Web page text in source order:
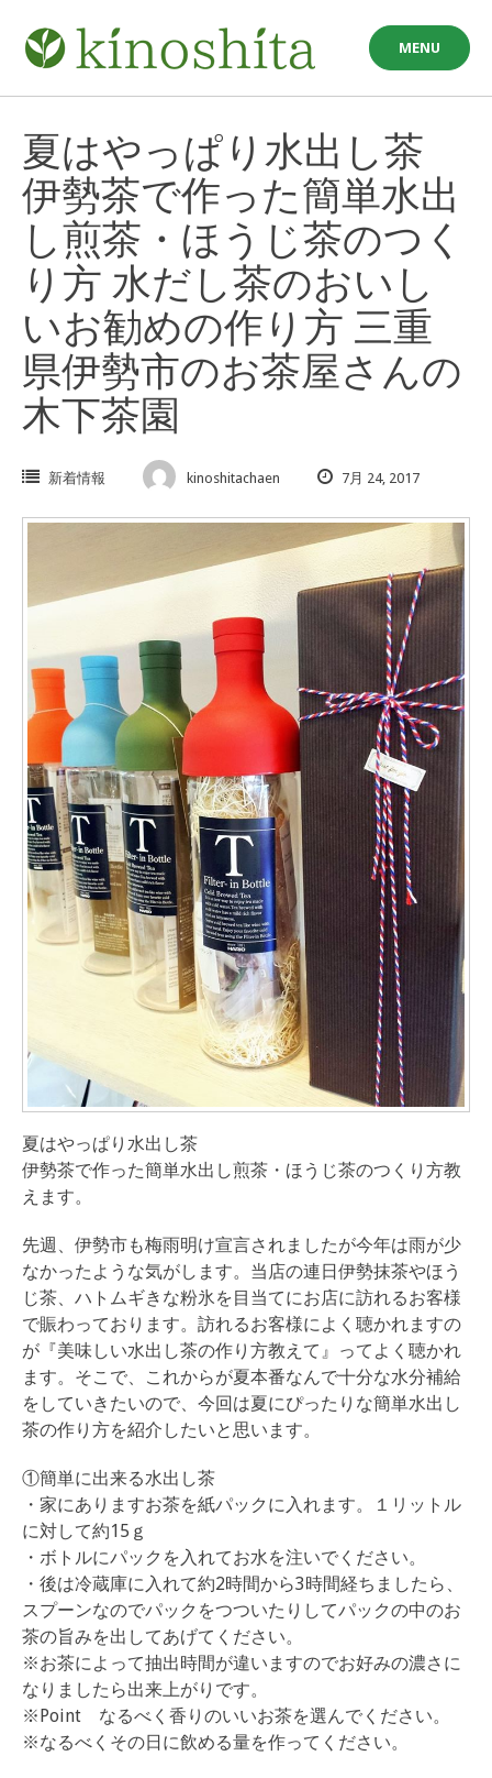
content
MENU
夏はやっぱり水出し茶
伊勢茶で作った簡単水出
し煎茶・ほうじ茶のつく
り方 水だし茶のおいし
いお勧めの作り方 三重
県伊勢市のお茶屋さんの
木下茶園
新着情報 kinoshitachaen 7月 24, 2017
夏はやっぱり水出し茶
伊勢茶で作った簡単水出し煎茶・ほうじ茶のつくり方教
えます。
先週、伊勢市も梅雨明け宣言されましたが今年は雨が少
なかったような気がします。当店の連日伊勢抹茶やほう
じ茶、ハトムギきな粉氷を目当てにお店に訪れるお客様
で賑わっております。訪れるお客様によく聴かれますの
が『美味しい水出し茶の作り方教えて』ってよく聴かれ
ます。そこで、これからが夏本番なんで十分な水分補給
をしていきたいので、今回は夏にぴったりな簡単水出し
茶の作り方を紹介したいと思います。
①簡単に出来る水出し茶
・家にありますお茶を紙パックに入れます。１リットル
に対して約15ｇ
・ボトルにパックを入れてお水を注いでください。
・後は冷蔵庫に入れて約2時間から3時間経ちましたら、
スプーンなのでパックをつついたりしてパックの中のお
茶の旨みを出してあげてください。
※お茶によって抽出時間が違いますのでお好みの濃さに
なりましたら出来上がりです。
※Point なるべく香りのいいお茶を選んでください。
※なるべくその日に飲める量を作ってください。